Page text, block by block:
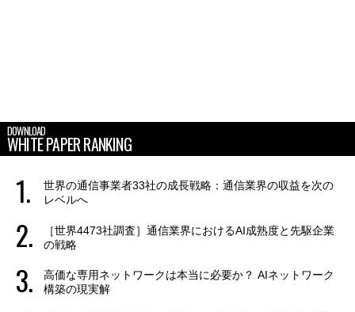
DOWNLOAD
WHITE PAPER RANKING
世界の通信事業者33社の成長戦略：通信業界の収益を次の
レベルへ
［世界4473社調査］通信業界におけるAI成熟度と先駆企業
の戦略
高価な専用ネットワークは本当に必要か？ AIネットワーク
構築の現実解